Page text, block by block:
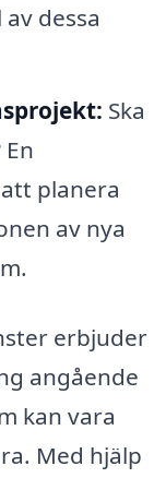
dessa
Ska
planera
av nya
erbjuder
angående
kan vara
Med hjälp